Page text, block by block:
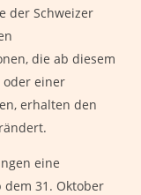
der Schweizer
die ab diesem
oder einer
erhalten den
eine
dem 31. Oktober